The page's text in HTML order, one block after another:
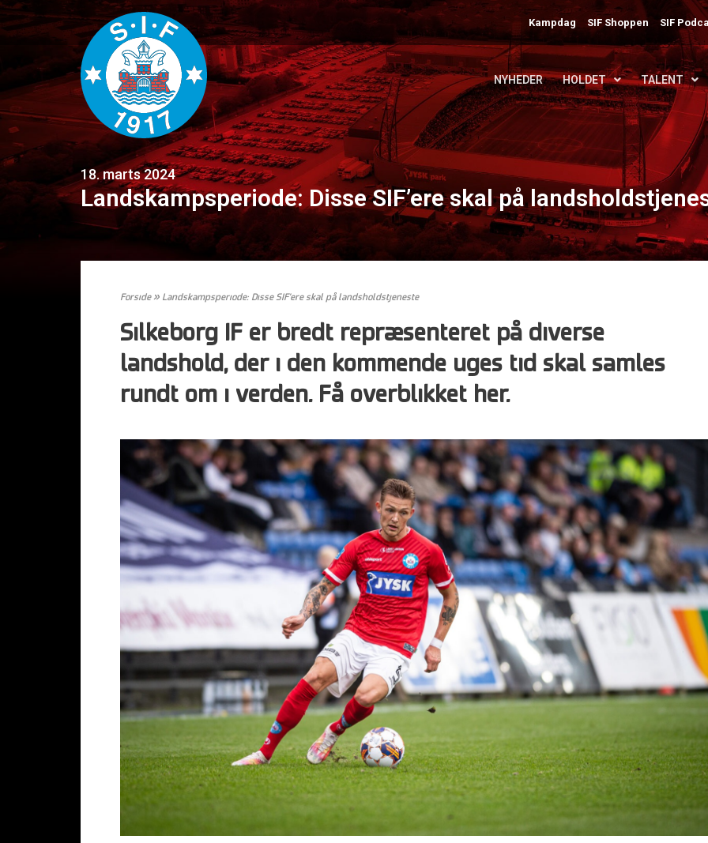
Kampdag SIF Shoppen SIF
NYHEDER HOLDET TALENT
18. marts 2024
Landskampsperiode: Disse SIF’ere skal på
Forside» Landskampsperiode: Disse SIF’ere skal på landsholdstjeneste
Silkeborg IF er bredt repræsenteret på diverse
landshold, der i den kommende uges tid skal samles
rundt om i verden. Få overblikket her.